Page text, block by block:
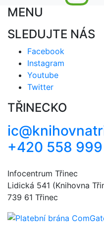
MENU
SLEDUJTE NÁS
Facebook
Instagram
Youtube
Twitter
TŘINECKO
+420 558 999
Infocentrum Třinec
Lidická 541 (Knihovna
739 61 Třinec